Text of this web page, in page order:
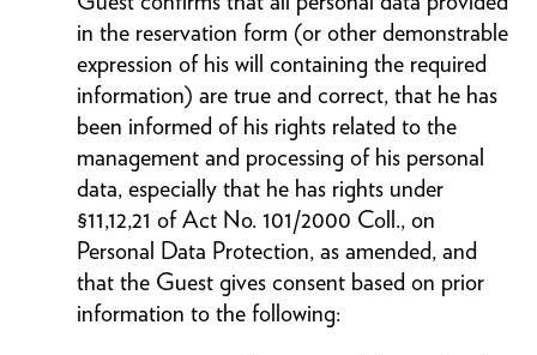
in the reservation form (or other demonstrable
expression of his will containing the required
information) are true and correct, that he has
been informed of his rights related to the
management and processing of his personal
data, especially that he has rights under
§11,12,21 of Act No. 101/2000 Coll., on
Personal Data Protection, as amended, and
that the Guest gives consent based on prior
information to the following: